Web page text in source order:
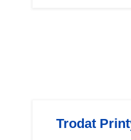
Trodat